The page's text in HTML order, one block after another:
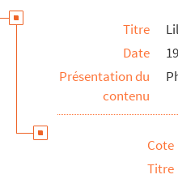
Titre
Date
Présentation du
contenu
Cote
Titre